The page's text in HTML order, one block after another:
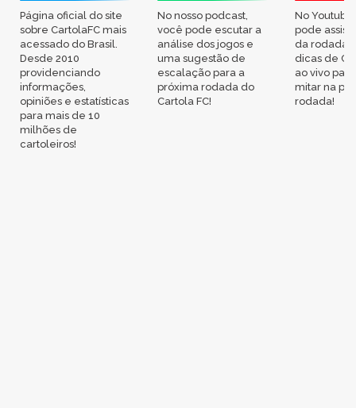
Página oficial do site
sobre CartolaFC mais
acessado do Brasil.
Desde 2010
providenciando
informações,
opiniões e estatísticas
para mais de 10
milhões de
cartoleiros!
No nosso podcast,
você pode escutar a
análise dos jogos e
uma sugestão de
escalação para a
próxima rodada do
Cartola FC!
No
pode
da rodada,
dicas de
ao vivo
mitar na
rodada!